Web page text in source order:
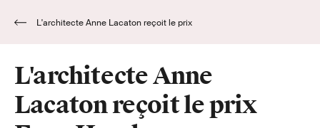
L'architecte Anne
Lacaton reçoit le prix